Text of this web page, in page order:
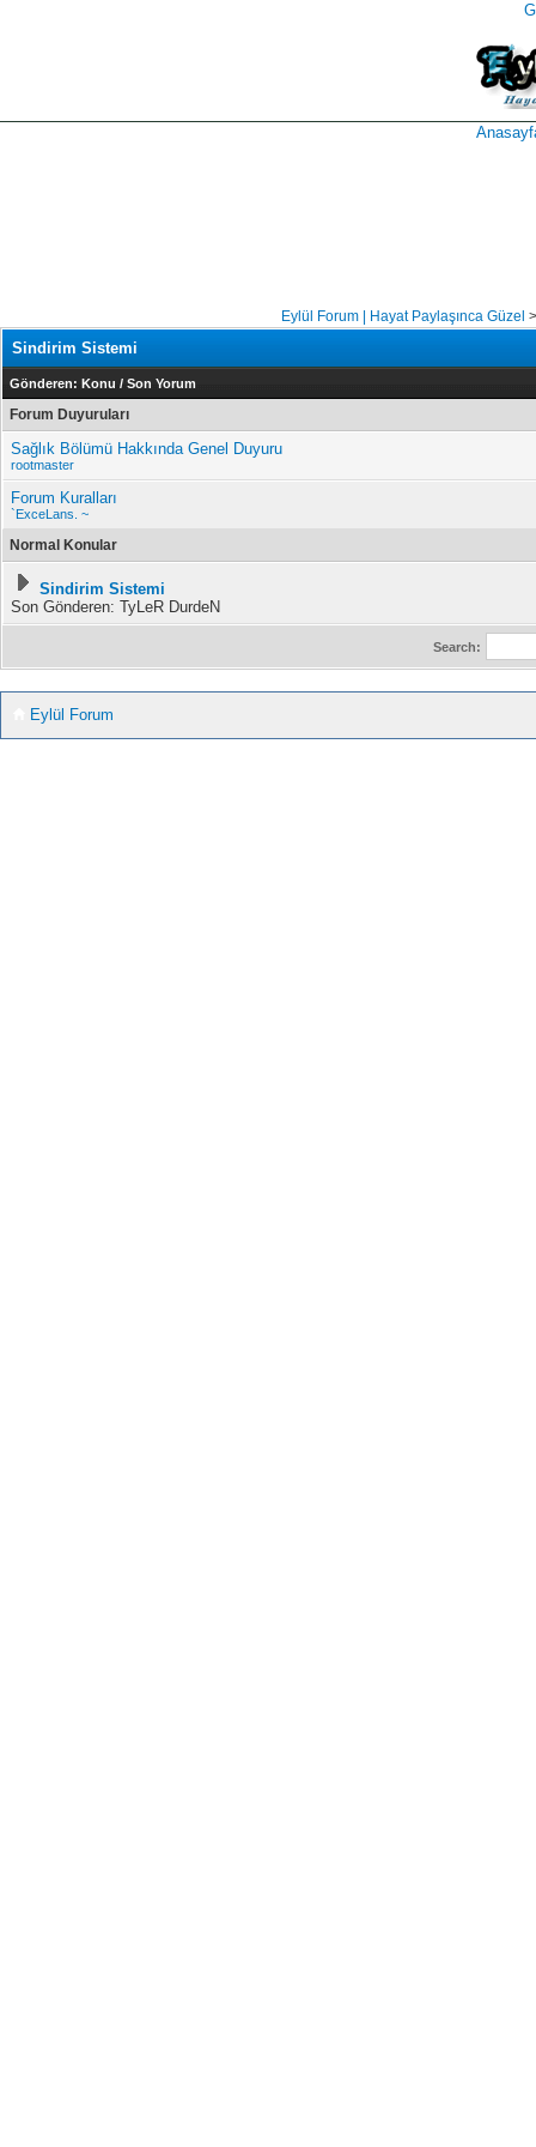
Eylül Forum | Hayat Paylaşınca Güzel
Sindirim Sistemi
Gönderen: Konu / Son Yorum
Forum Duyuruları
Sağlık Bölümü Hakkında Genel Duyuru
rootmaster
Forum Kuralları
`ExceLans. ~
Normal Konular
Sindirim Sistemi
Son Gönderen: TyLeR DurdeN
Search:
Eylül Forum